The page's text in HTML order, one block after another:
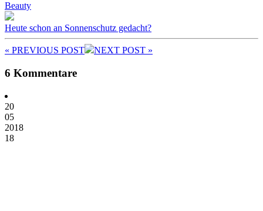
Beauty
Heute schon an Sonnenschutz gedacht?
« PREVIOUS POST NEXT POST »
6 Kommentare
20
05
2018
18